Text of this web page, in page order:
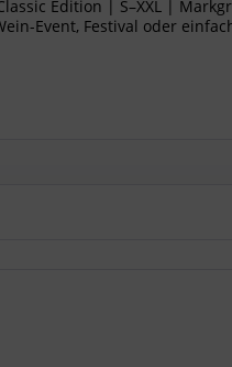
Classic Edition | S–XXL |
Event, Festival oder